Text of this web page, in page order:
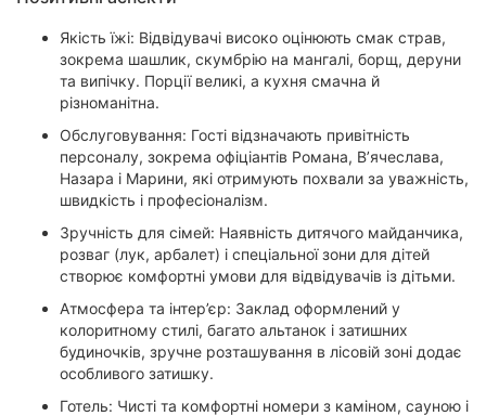
Якість їжі: Відвідувачі високо оцінюють смак страв,
зокрема шашлик, скумбрію на мангалі, борщ, деруни
та випічку. Порції великі, а кухня смачна й
різноманітна.
Обслуговування: Гості відзначають привітність
персоналу, зокрема офіціантів Романа, В’ячеслава,
Назара і Марини, які отримують похвали за уважність,
швидкість і професіоналізм.
Зручність для сімей: Наявність дитячого майданчика,
розваг (лук, арбалет) і спеціальної зони для дітей
створює комфортні умови для відвідувачів із дітьми.
Атмосфера та інтер’єр: Заклад оформлений у
колоритному стилі, багато альтанок і затишних
будиночків, зручне розташування в лісовій зоні додає
особливого затишку.
Готель: Чисті та комфортні номери з каміном, сауною і